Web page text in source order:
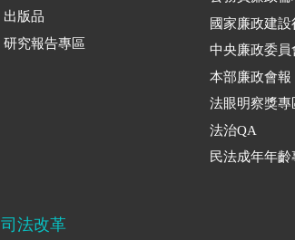
出版品
研究報告專區
國家廉政建設
中央廉政委員
本部廉政會報
法眼明察獎專
法治QA
民法成年年齡
司法改革